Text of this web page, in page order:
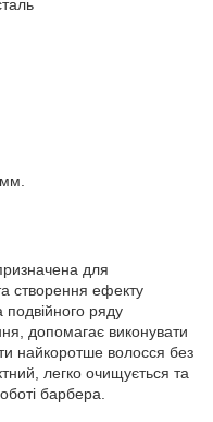
для
створення ефекту
подвійного ряду
допомагає виконувати
найкоротше волосся без
легко очищується та
барбера.